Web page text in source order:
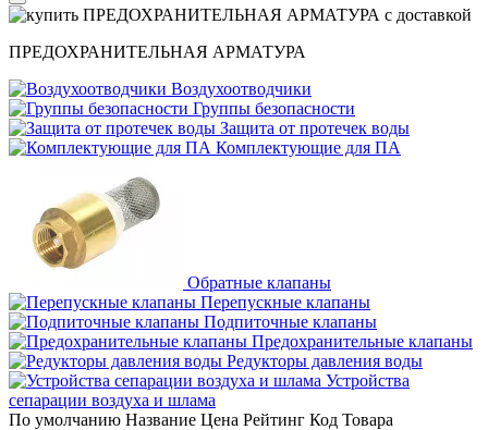
ПРЕДОХРАНИТЕЛЬНАЯ АРМАТУРА
Воздухоотводчики
Группы безопасности
Защита от протечек воды
Комплектующие для ПА
Обратные клапаны
Перепускные клапаны
Подпиточные клапаны
Предохранительные клапаны
Редукторы давления воды
Устройства
сепарации воздуха и шлама
По умолчанию Название Цена Рейтинг Код Товара